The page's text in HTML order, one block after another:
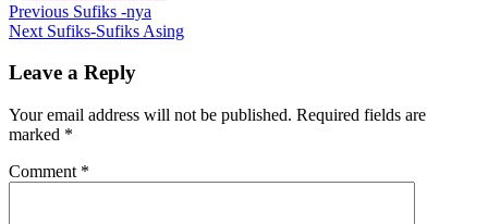
Previous Sufiks -nya
Next Sufiks-Sufiks Asing
Leave a Reply
Your email address will not be published. Required fields are
marked *
Comment *